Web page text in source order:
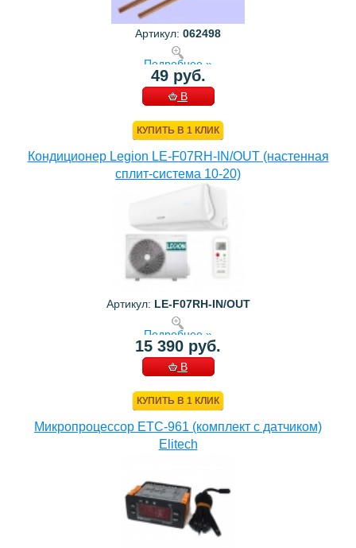
Артикул: 062498
Подробнее »
49 руб.
В
КУПИТЬ В 1 КЛИК
Кондиционер Legion LE-F07RH-IN/OUT (настенная
сплит-система 10-20)
Артикул: LE-F07RH-IN/OUT
Подробнее »
15 390 руб.
В
КУПИТЬ В 1 КЛИК
Микропроцессор ETC-961 (комплект c датчиком)
Elitech